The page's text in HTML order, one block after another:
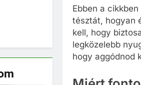
Ebben a
tésztát, hogyan
kell, hogy
legközelebb
hogy aggódnod